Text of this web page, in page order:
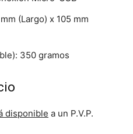
(Largo) x 105 mm
350 gramos
disponible a un P.V.P.